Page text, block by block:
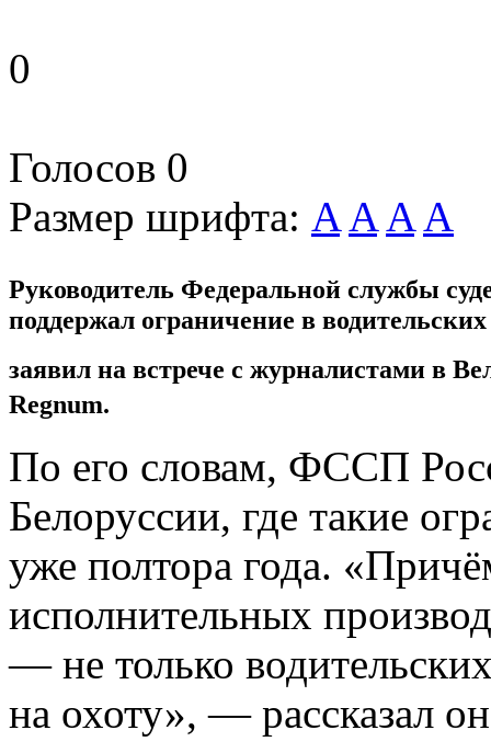
0
Голосов 0
Размер шрифта: A A A A
Руководитель Федеральной службы
поддержал ограничение в
заявил на встрече с журналистами в
Regnum.
По его словам, ФССП
Белоруссии, где такие
уже полтора года.
исполнительных
— не только
на охоту», — рассказал